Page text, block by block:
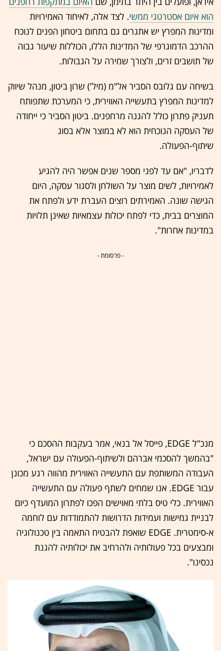
הוא איום אסטרטגי ממשי. לצד אלה, לאיחוד האמירויות
ומדינות המפרץ יש אתגרים גם בתחום ביטחון הפנים לנוכח
ההרכב הדמוגרפי של המדינות הללו, הכוללות שיעור גבוה
של תושבים זרים, ולצורך שמירה על הגבולות.
בשיחה עם גלובס הסביר אל"מ (מיל') שרון ביטון, מנהל שיווק
למדינות המפרץ בתעשייה האווירית, כי המערכת שתפותח
תעניק פתרון כולל להגנה מרחפנים. ביטון הסביר כי ייחודה
של העסקה הנוכחית הוא לא במוצר אלא בסוג
שיתוף-הפעולה.
לדבריו, "אם עד לפני מספר שנים אפשר היה להגיע
לאמירויות, לשים מוצר על השולחן ולסגור עסקה, היום
הגישה שונה. האמירתים רוצים העברת ידע ולפתח את
המוצרים בבית, כדי לפתח יכולות עצמאיות שאינן תלויות
במדינות אחרות".
- פרסומת -
מנכ"ל EDGE, פייסל אל בנאי, אמר בעקבות ההסכם כי
"בהמשך להסכמי אברהם ולשיתוף-הפעולה עם ישראל,
העבודה המשותפת עם התעשייה האווירית מהווה רגע מכונן
עבור EDGE. אנו שמחים לשתף פעולה עם התעשייה
האווירית. כלי טיס בלתי מאוישים הפכו לפתרון המועדף כיום
לבניית גמישות ועמידות הדרושות להתמודדות עם לוחמה
א-סימטרית. EDGE שואפת להבטיח התאמה בין טכנולוגיה
ומבצעים בכל פעולותיה ולהרחיב את יכולותיה להגנת
נכסינו".